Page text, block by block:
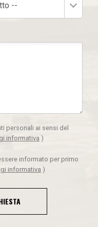
--
personali ai sensi del
informativa )
informato per primo
informativa )